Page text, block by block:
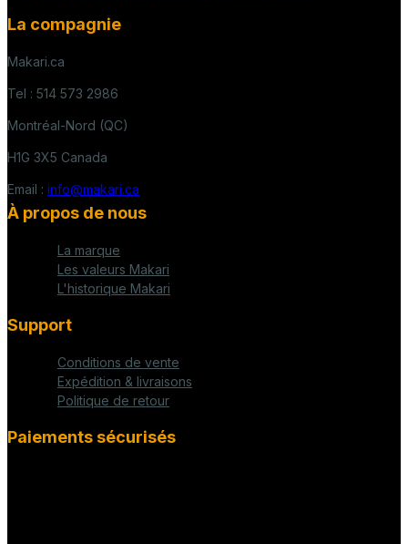
La compagnie
Makari.ca
Tel : 514 573 2986
Montréal-Nord (QC)
H1G 3X5 Canada
Email : info@makari.ca
À propos de nous
La marque
Les valeurs Makari
L'historique Makari
Support
Conditions de vente
Expédition & livraisons
Politique de retour
Paiements sécurisés